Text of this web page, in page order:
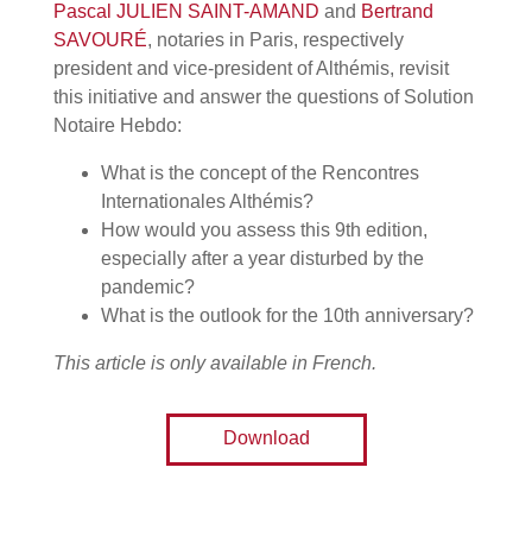
Pascal JULIEN SAINT-AMAND and Bertrand
SAVOURÉ, notaries in Paris, respectively
president and vice-president of Althémis, revisit
this initiative and answer the questions of Solution
Notaire Hebdo:
What is the concept of the Rencontres
Internationales Althémis?
How would you assess this 9th edition,
especially after a year disturbed by the
pandemic?
What is the outlook for the 10th anniversary?
This article is only available in French.
Download